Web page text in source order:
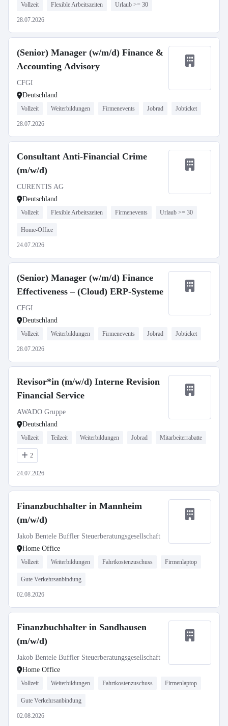
Vollzeit Flexible Arbeitszeiten Urlaub >= 30
28.07.2026
(Senior) Manager (w/m/d) Finance &
Accounting Advisory
CFGI
Deutschland
Vollzeit Weiterbildungen Firmenevents Jobrad Jobticket
28.07.2026
Consultant Anti-Financial Crime
(m/w/d)
CURENTIS AG
Deutschland
Vollzeit Flexible Arbeitszeiten Firmenevents Urlaub >= 30
Home-Office
24.07.2026
(Senior) Manager (w/m/d) Finance
Effectiveness – (Cloud) ERP-Systeme
CFGI
Deutschland
Vollzeit Weiterbildungen Firmenevents Jobrad Jobticket
28.07.2026
Revisor*in (m/w/d) Interne Revision
Financial Service
AWADO Gruppe
Deutschland
Vollzeit Teilzeit Weiterbildungen Jobrad Mitarbeiterrabatte
2
24.07.2026
Finanzbuchhalter in Mannheim
(m/w/d)
Jakob Bentele Buffler Steuerberatungsgesellschaft
Home Office
Vollzeit Weiterbildungen Fahrtkostenzuschuss Firmenlaptop
Gute Verkehrsanbindung
02.08.2026
Finanzbuchhalter in Sandhausen
(m/w/d)
Jakob Bentele Buffler Steuerberatungsgesellschaft
Home Office
Vollzeit Weiterbildungen Fahrtkostenzuschuss Firmenlaptop
Gute Verkehrsanbindung
02.08.2026